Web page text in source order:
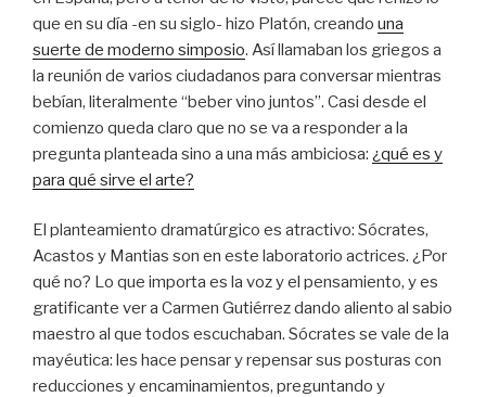
que en su día -en su siglo- hizo Platón, creando una
suerte de moderno simposio. Así llamaban los griegos a
la reunión de varios ciudadanos para conversar mientras
bebían, literalmente “beber vino juntos”. Casi desde el
comienzo queda claro que no se va a responder a la
pregunta planteada sino a una más ambiciosa: ¿qué es y
para qué sirve el arte?
El planteamiento dramatúrgico es atractivo: Sócrates,
Acastos y Mantias son en este laboratorio actrices. ¿Por
qué no? Lo que importa es la voz y el pensamiento, y es
gratificante ver a Carmen Gutiérrez dando aliento al sabio
maestro al que todos escuchaban. Sócrates se vale de la
mayéutica: les hace pensar y repensar sus posturas con
reducciones y encaminamientos, preguntando y